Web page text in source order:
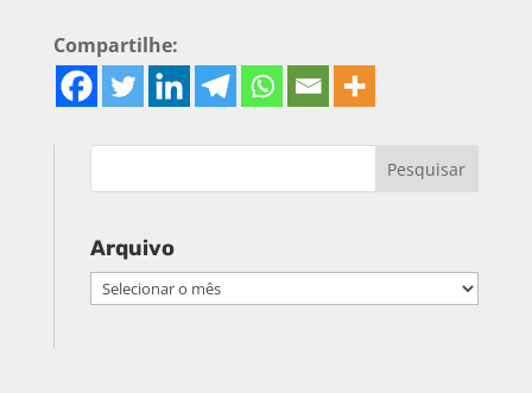
Compartilhe:
Arquivo
Arquivo